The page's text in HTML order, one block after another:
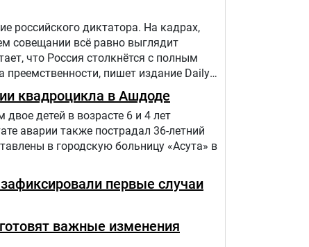
российского диктатора. На кадрах,
совещании всё равно выглядит
что Россия столкнётся с полным
преемственности, пишет издание Daily
квадроцикла в Ашдоде
детей в возрасте 6 и 4 лет
аварии также пострадал 36-летний
в городскую больницу «Асута» в
первые случаи
важные изменения